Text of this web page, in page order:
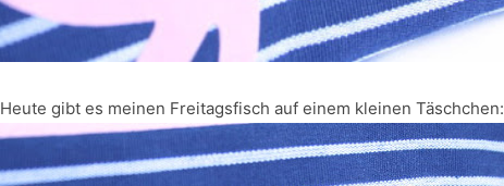
Heute gibt es meinen Freitagsfisch auf einem kleinen Täschchen: